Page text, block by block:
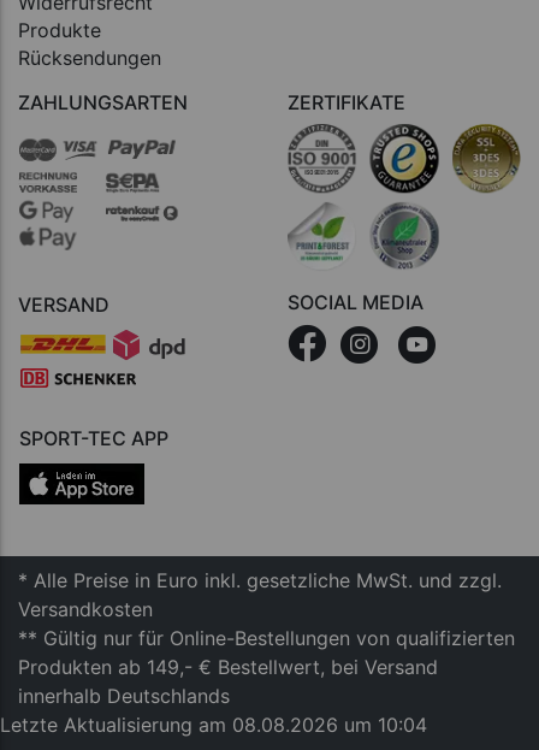
Produkte
Rücksendungen
ZAHLUNGSARTEN
VERSAND
ZERTIFIKATE
SOCIAL MEDIA
SPORT-TEC APP
* Alle Preise in Euro inkl. gesetzliche MwSt. und zzgl.
Versandkosten
** Gültig nur für Online-Bestellungen von qualifizierten
Produkten ab 149,- € Bestellwert, bei Versand
innerhalb Deutschlands
Letzte Aktualisierung am 08.08.2026 um 10:04